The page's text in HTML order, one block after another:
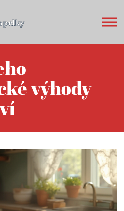
výhody